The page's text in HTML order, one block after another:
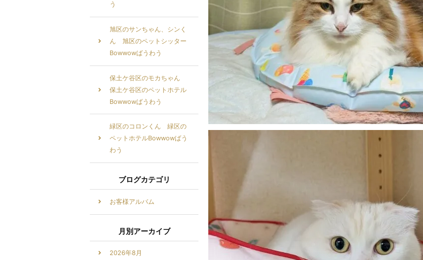
う
旭区のサンちゃん、シンく
ん 旭区のペットシッター
Bowwowばうわう
保土ケ谷区のモカちゃん
保土ケ谷区のペットホテル
Bowwowばうわう
緑区のコロンくん 緑区の
ペットホテルBowwowばう
わう
ブログカテゴリ
お客様アルバム
月別アーカイブ
2026年8月